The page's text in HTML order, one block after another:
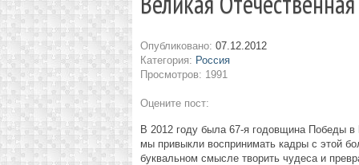
Опубликовано: 07.12.2012
Категория: Россия
Просмотров: 1991
Оцените пост:
В 2012 году была 67-я годовщина Победы в
мы привыкли воспринимать кадры с этой
буквальном смысле творить чудеса и